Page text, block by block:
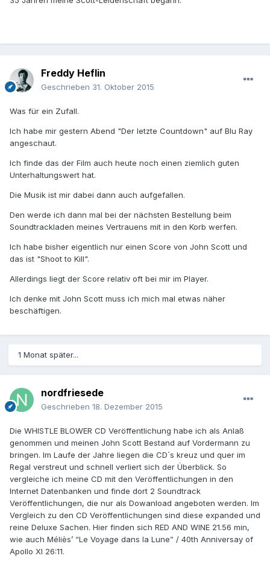
Freddy Heflin
Geschrieben 31. Oktober 2015
Was für ein Zufall.
Ich habe mir gestern Abend "Der letzte Countdown" auf Blu Ray
angeschaut.
Ich finde das der Film auch heute noch einen ziemlich guten
Unterhaltungswert hat.
Die Musik ist mir dabei dann auch aufgefallen.
Den werde ich dann mal bei der nächsten Bestellung beim
Soundtrackladen meines Vertrauens mit in den Korb werfen.
Ich habe bisher eigentlich nur einen Score von John Scott und
das ist "Shoot to Kill".
Allerdings liegt der Score relativ oft bei mir im Player.
Ich denke mit John Scott muss ich mich mal etwas näher
beschäftigen.
1 Monat später...
nordfriesede
Geschrieben 18. Dezember 2015
Die WHISTLE BLOWER CD Veröffentlichung habe ich als Anlaß
genommen und meinen John Scott Bestand auf Vordermann zu
bringen. Im Laufe der Jahre liegen die CD´s kreuz und quer im
Regal verstreut und schnell verliert sich der Überblick. So
vergleiche ich meine CD mit den Veröffentlichungen in den
Internet Datenbanken und finde dort 2 Soundtrack
Veröffentlichungen, die nur als Dowanload angeboten werden. Im
Vergleich zu den CD Veröffentlichungen sind diese expanded und
reine Deluxe Sachen. Hier finden sich RED AND WINE 21.56 min,
wie auch Méliès’ “Le Voyage dans la Lune” / 40th Anniversay of
Apollo XI 26:11.